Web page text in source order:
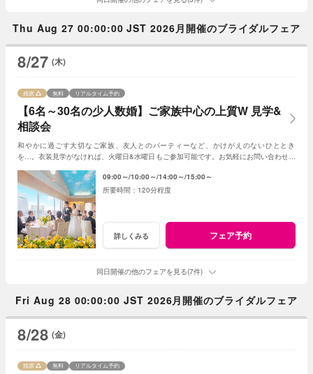
Thu Aug 27 00:00:00 JST 2026月開催のブライダルフェア
8/27 (木)
【6名～30名の少人数婚】ご家族中心の上質W 見学&
相談会
残席 無料 リアルタイム予約
和やかに過ごす大切なご家族、友人とのパーティーなど、かけがえのないひととき
を…。衣装見学がなければ、火曜日&水曜日もご参加可能です。お気軽にお問い合わせく
09:00～ 10:00～ 14:00～ 15:00～
120分程度
詳しくみる フェア予約
同日開催の他のフェアを見る(7件)
Fri Aug 28 00:00:00 JST 2026月開催のブライダルフェア
8/28 (金)
残席 無料 リアルタイム予約